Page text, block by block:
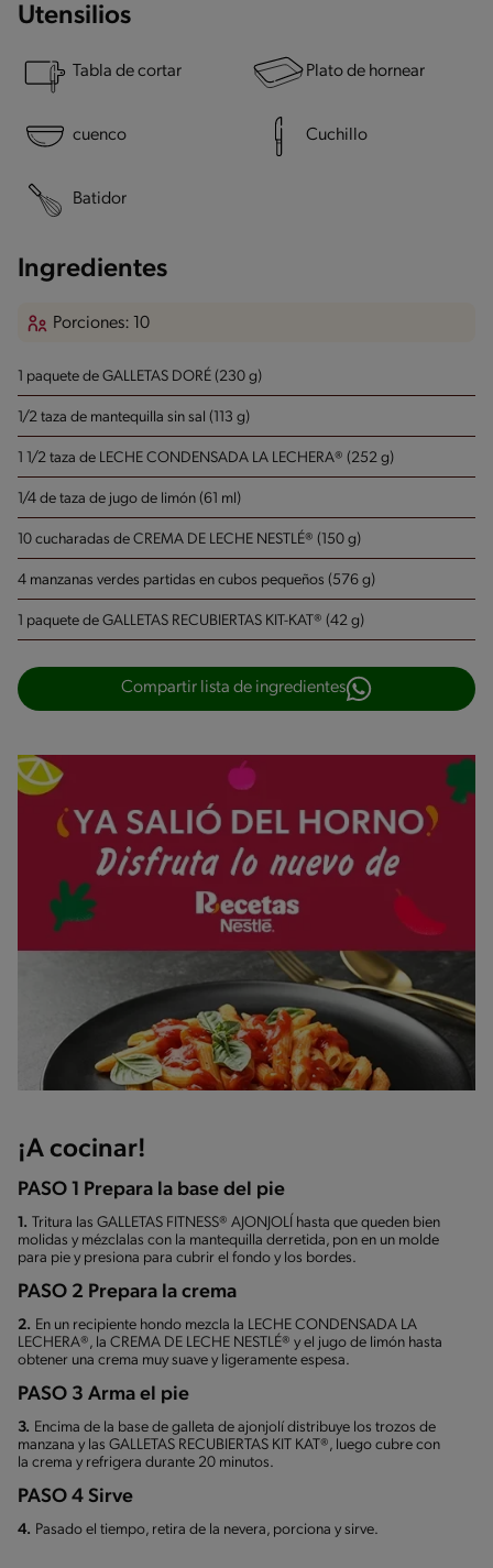
Utensilios
Tabla de cortar Plato de hornear
cuenco Cuchillo
Batidor
Ingredientes
Porciones: 10
1 paquete de GALLETAS DORÉ (230 g)
1/2 taza de mantequilla sin sal (113 g)
1 1/2 taza de LECHE CONDENSADA LA LECHERA® (252 g)
1/4 de taza de jugo de limón (61 ml)
10 cucharadas de CREMA DE LECHE NESTLÉ® (150 g)
4 manzanas verdes partidas en cubos pequeños (576 g)
1 paquete de GALLETAS RECUBIERTAS KIT-KAT® (42 g)
Compartir lista de ingredientes
¡A cocinar!
PASO 1 Prepara la base del pie
1. Tritura las GALLETAS FITNESS® AJONJOLÍ hasta que queden bien
molidas y mézclalas con la mantequilla derretida, pon en un molde
para pie y presiona para cubrir el fondo y los bordes.
PASO 2 Prepara la crema
2. En un recipiente hondo mezcla la LECHE CONDENSADA LA
LECHERA®, la CREMA DE LECHE NESTLÉ® y el jugo de limón hasta
obtener una crema muy suave y ligeramente espesa.
PASO 3 Arma el pie
3. Encima de la base de galleta de ajonjolí distribuye los trozos de
manzana y las GALLETAS RECUBIERTAS KIT KAT®, luego cubre con
la crema y refrigera durante 20 minutos.
PASO 4 Sirve
4. Pasado el tiempo, retira de la nevera, porciona y sirve.